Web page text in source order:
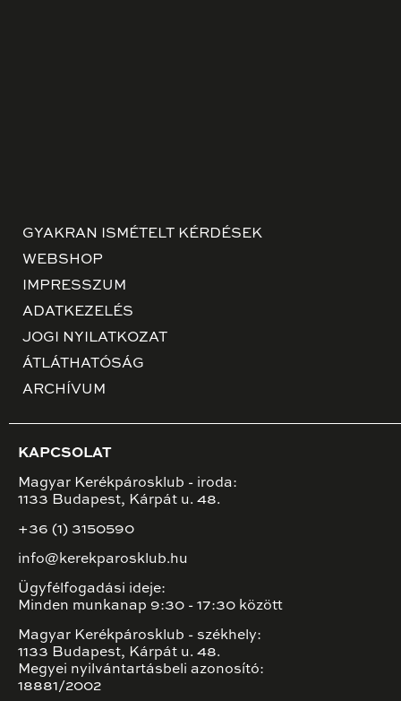
GYAKRAN ISMÉTELT KÉRDÉSEK
WEBSHOP
IMPRESSZUM
ADATKEZELÉS
JOGI NYILATKOZAT
ÁTLÁTHATÓSÁG
ARCHÍVUM
KAPCSOLAT
Magyar Kerékpárosklub - iroda:
1133 Budapest, Kárpát u. 48.
+36 (1) 3150590
info@kerekparosklub.hu
Ügyfélfogadási ideje:
Minden munkanap 9:30 - 17:30 között
Magyar Kerékpárosklub - székhely:
1133 Budapest, Kárpát u. 48.
Megyei nyilvántartásbeli azonosító:
18881/2002